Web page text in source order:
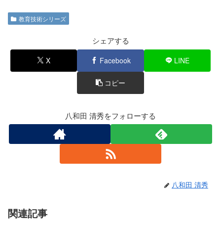
c
e
b
o
tt
er
e
教育技術シリーズ
シェアする
X Facebook LINE
コピー
八和田 清秀をフォローする
八和田 清秀
関連記事